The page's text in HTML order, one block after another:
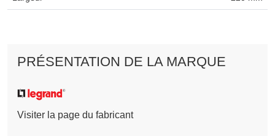
PRÉSENTATION DE LA MARQUE
Visiter la page du fabricant